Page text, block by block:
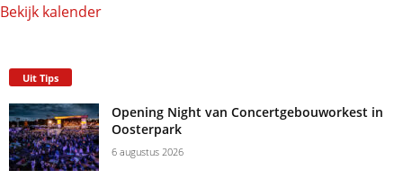
Bekijk kalender
Uit Tips
Opening Night van Concertgebouworkest in
Oosterpark
6 augustus 2026